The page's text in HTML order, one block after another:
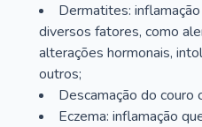
Dermatites:
diversos fatores, como
alterações hormonais,
outros;
Descamação do couro
Eczema: inflamação